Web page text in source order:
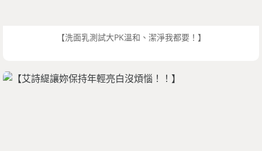
【洗面乳測試大PK溫和、潔淨我都要！】